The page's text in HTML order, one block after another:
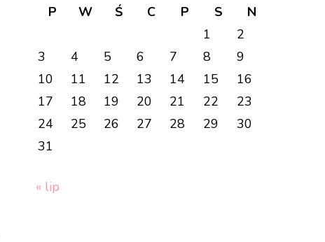
P
W Ś C P S
N
1
2
3
4 5 6 7 8
9
10
11 12 13 14 15
16
17
18 19 20 21 22
23
24
25 26 27 28 29
30
31
« lip